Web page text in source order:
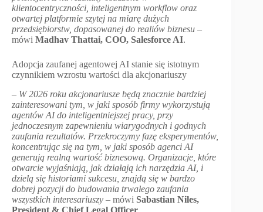
klientocentryczności, inteligentnym workflow oraz
otwartej platformie szytej na miarę dużych
przedsiębiorstw, dopasowanej do realiów biznesu –
mówi Madhav Thattai, COO, Salesforce AI.
Adopcja zaufanej agentowej AI stanie się istotnym
czynnikiem wzrostu wartości dla akcjonariuszy
– W 2026 roku akcjonariusze będą znacznie bardziej
zainteresowani tym, w jaki sposób firmy wykorzystują
agentów AI do inteligentniejszej pracy, przy
jednoczesnym zapewnieniu wiarygodnych i godnych
zaufania rezultatów. Przekroczymy fazę eksperymentów,
koncentrując się na tym, w jaki sposób agenci AI
generują realną wartość biznesową. Organizacje, które
otwarcie wyjaśniają, jak działają ich narzędzia AI, i
dzielą się historiami sukcesu, znajdą się w bardzo
dobrej pozycji do budowania trwałego zaufania
wszystkich interesariuszy – mówi Sabastian Niles,
President & Chief Legal Officer.